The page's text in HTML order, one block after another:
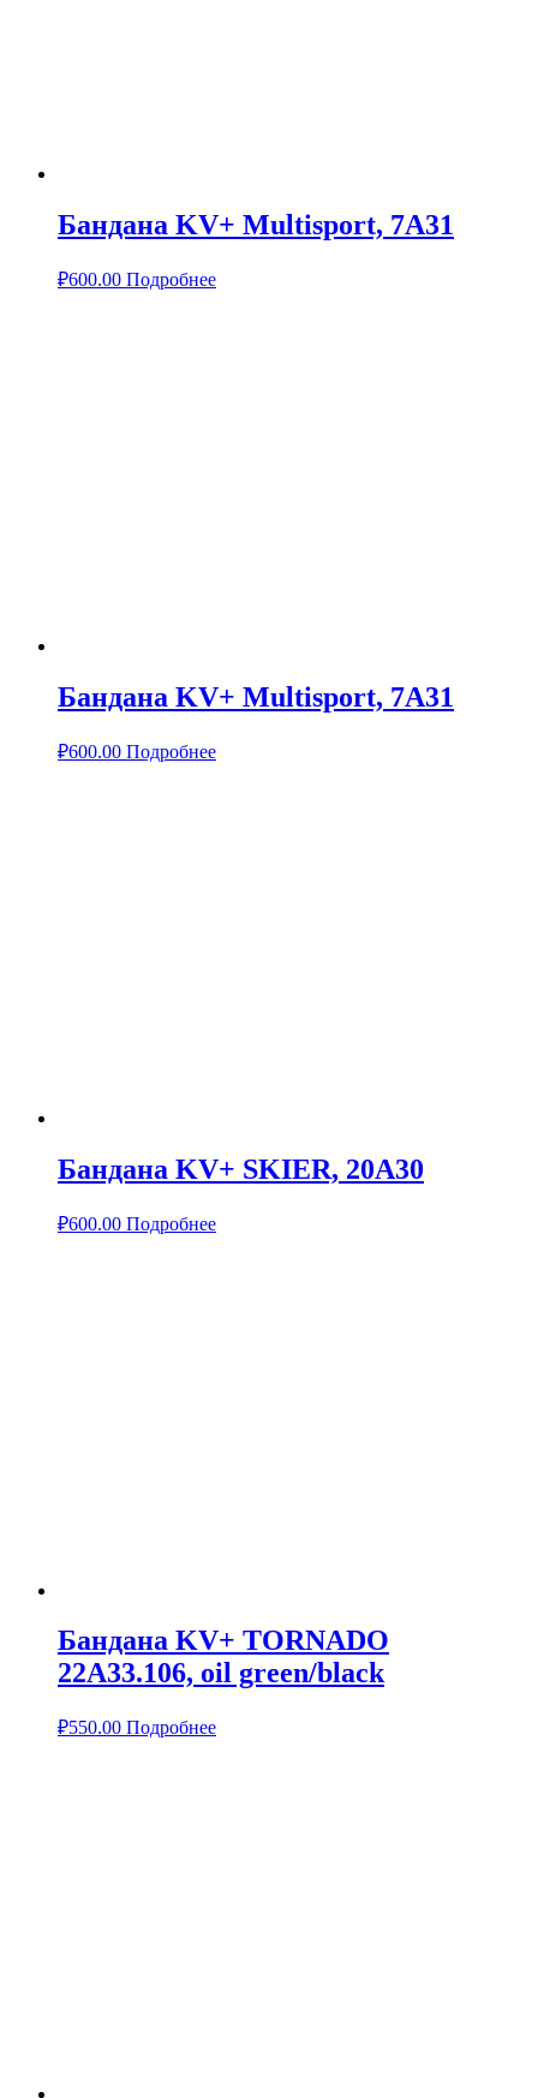
Бандана KV+ Multisport, 7A31
₽600.00 Подробнее
Бандана KV+ Multisport, 7A31
₽600.00 Подробнее
Бандана KV+ SKIER, 20A30
₽600.00 Подробнее
Бандана KV+ TORNADO
22A33.106, oil green/black
₽550.00 Подробнее